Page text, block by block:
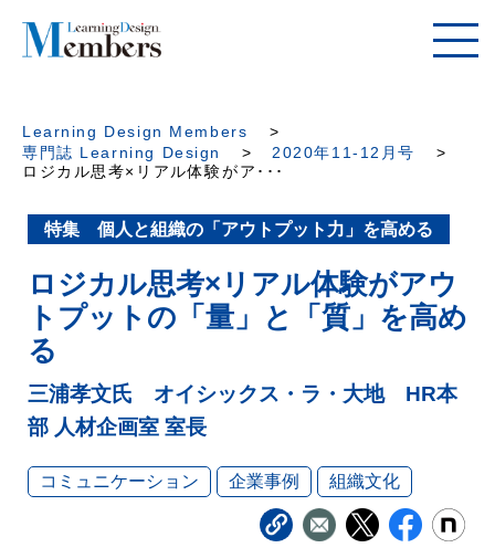
Learning Design Members
専門誌 Learning Design
2020年11-12月号
ロジカル思考×リアル体験がア･･･
特集 個人と組織の「アウトプット力」を高める
ロジカル思考×リアル体験がアウ
トプットの「量」と「質」を高め
る
三浦孝文氏 オイシックス・ラ・大地 HR本
部 人材企画室 室長
コミュニケーション 企業事例 組織文化